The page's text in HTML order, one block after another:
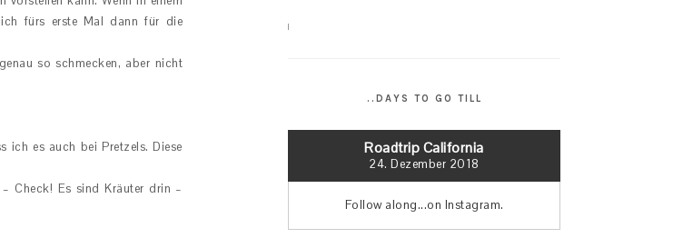
fürs erste Mal dann für die
so schmecken, aber nicht
ich es auch bei Pretzels. Diese
Check! Es sind Kräuter drin –
..DAYS TO GO TILL
Roadtrip California
24. Dezember 2018
Follow along...on Instagram.